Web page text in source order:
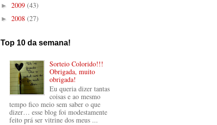
► 2009 (43)
► 2008 (27)
Top 10 da semana!
Sorteio Colorido!!!
Obrigada, muito
obrigada!
Eu queria dizer tantas
coisas e ao mesmo
tempo fico meio sem saber o que
dizer… esse blog foi modestamente
feito prá ser vitrine dos meus ...